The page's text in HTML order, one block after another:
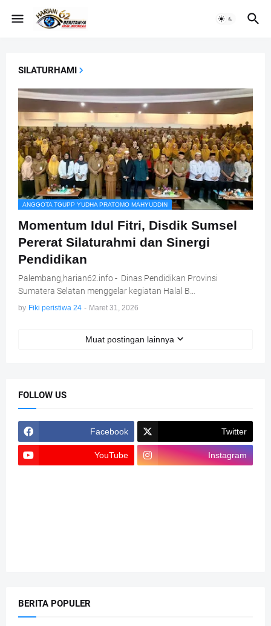
SILATURHAMI
ANGGOTA TGUPP YUDHA PRATOMO MAHYUDDIN
Momentum Idul Fitri, Disdik Sumsel
Pererat Silaturahmi dan Sinergi
Pendidikan
Palembang,harian62.info - Dinas Pendidikan Provinsi
Sumatera Selatan menggelar kegiatan Halal B…
by Fiki peristiwa 24 - Maret 31, 2026
Muat postingan lainnya
FOLLOW US
Facebook Twitter
YouTube Instagram
BERITA POPULER